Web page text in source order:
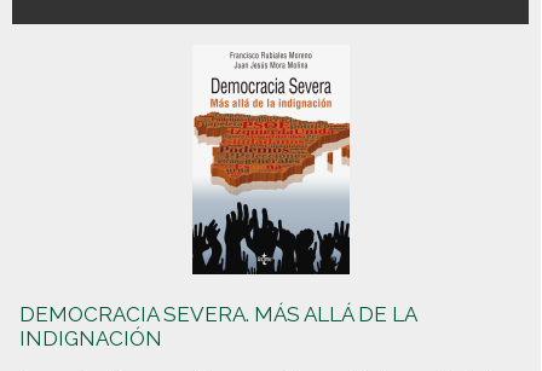
DEMOCRACIA SEVERA. MÁS ALLÁ DE LA
INDIGNACIÓN